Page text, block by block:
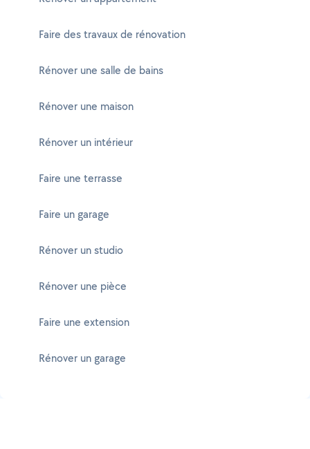
Faire des travaux de rénovation
Rénover une salle de bains
Rénover une maison
Rénover un intérieur
Faire une terrasse
Faire un garage
Rénover un studio
Rénover une pièce
Faire une extension
Rénover un garage